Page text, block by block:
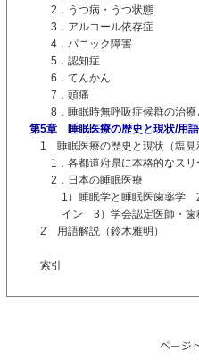
2．うつ病・うつ状態
3．アルコール依存症
4．パニック障害
5．認知症
6．てんかん
7．頭痛
8．睡眠時無呼吸症候群の治療
第5章 睡眠医療の歴史と現状/用
1 睡眠医療の歴史と現状（塩見
1．各都道府県に本格的なスリ
2．日本の睡眠医療
1）睡眠学と睡眠医歯薬学 2
イン 3）学会認定医師・歯
2 用語解説（鈴木雅明）
索引